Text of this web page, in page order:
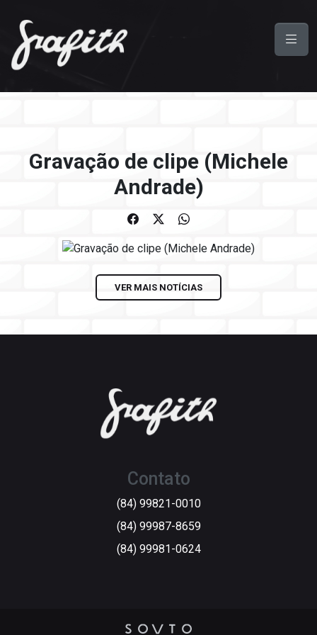
Gravação de clipe (Michele
Andrade)
VER MAIS NOTÍCIAS
Contato
(84) 99821-0010
(84) 99987-8659
(84) 99981-0624